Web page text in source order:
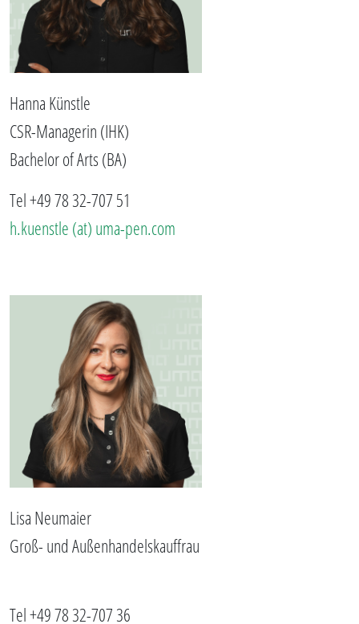
Hanna Künstle
CSR-Managerin (IHK)
Bachelor of Arts (BA)
Tel +49 78 32-707 51
h.kuenstle (at) uma-pen.com
Lisa Neumaier
Groß- und Außenhandelskauffrau
Tel +49 78 32-707 36